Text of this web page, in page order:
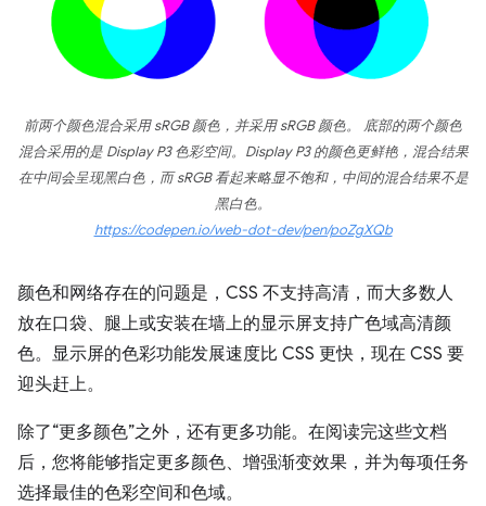
前两个颜色混合采用 sRGB 颜色，并采用 sRGB 颜色。 底部的两个颜色
混合采用的是 Display P3 色彩空间。Display P3 的颜色更鲜艳，混合结果
在中间会呈现黑白色，而 sRGB 看起来略显不饱和，中间的混合结果不是
黑白色。
https://codepen.io/web-dot-dev/pen/poZgXQb
颜色和网络存在的问题是，CSS 不支持高清，而大多数人
放在口袋、腿上或安装在墙上的显示屏支持广色域高清颜
色。显示屏的色彩功能发展速度比 CSS 更快，现在 CSS 要
迎头赶上。
除了“更多颜色”之外，还有更多功能。在阅读完这些文档
后，您将能够指定更多颜色、增强渐变效果，并为每项任务
选择最佳的色彩空间和色域。